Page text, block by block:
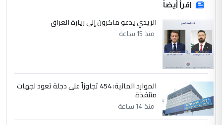
اقرأ أيضاً
الزيدي يدعو ماكرون إلى زيارة العراق
منذ 15 ساعة
الموارد المائية: 454 تجاوزاً على دجلة تعود لجهات
متنفذة
منذ 14 ساعة